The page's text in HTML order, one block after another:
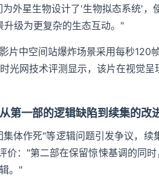
外星生物设计了'生物拟态系统'
级为更复杂的生态互动。"
片中空间站爆炸场景采用每秒120
光网技术评测显示，该片在视觉
第一部的逻辑缺陷到续集的改
集体作死"等逻辑问题引发争议，
价："第二部在保留惊悚基调的同
。"